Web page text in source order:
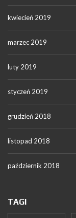
kwiecień 2019
marzec 2019
luty 2019
styczeń 2019
grudzień 2018
listopad 2018
październik 2018
TAGI